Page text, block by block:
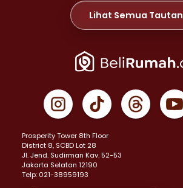
Properti Dijual di Meruya >
Properti Dijual di Jelambar >
Properti Dijual di Jakarta Pusat >
Properti Dijual di Gambir >
Properti Dijual di Johar Baru >
Properti Dijual di Menteng >
Properti Dijual di Senen >
Properti Dijual di Tanah Abang >
Properti Dijual di Cikini >
Lihat Semua Tautan
Prosperity Tower 8th Floor
District 8, SCBD Lot 28
JI. Jend. Sudirman Kav. 52-53
Jakarta Selatan 12190
Telp: 021-38959193